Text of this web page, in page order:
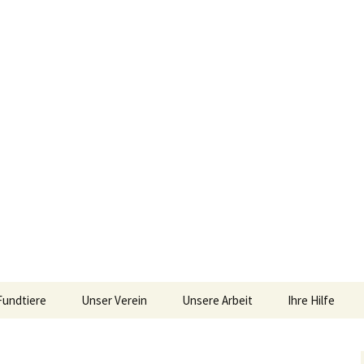
– Orscheider Tierschutzhof
Unser Verein Unsere Arbeit Ihre Hilfe